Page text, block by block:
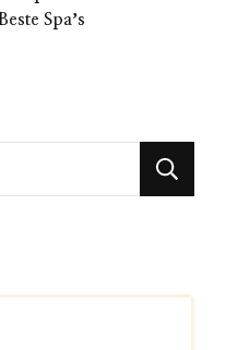
Beste Spaʼs